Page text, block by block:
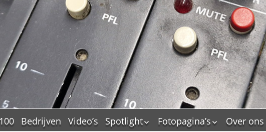
Bedrijven Video’s
Spotlight
Fotopagina’s
Over ons